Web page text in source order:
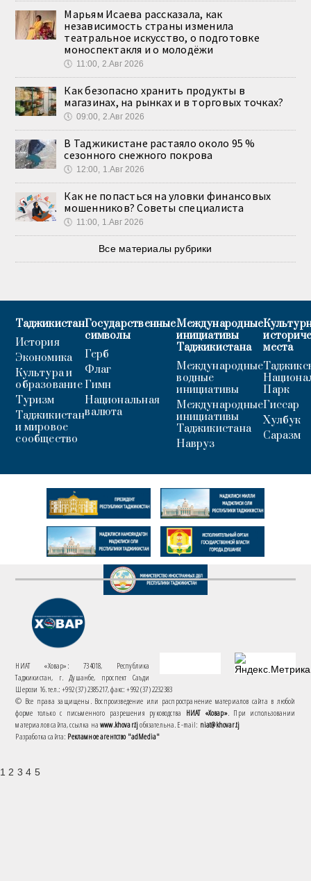
Марьям Исаева рассказала, как
независимость страны изменила
театральное искусство, о подготовке
моноспектакля и о молодёжи
🕔 11:00, 2.Авг 2026
Как безопасно хранить продукты в
магазинах, на рынках и в торговых точках?
🕔 09:00, 2.Авг 2026
В Таджикистане растаяло около 95 %
сезонного снежного покрова
🕔 12:00, 1.Авг 2026
Как не попасться на уловки финансовых
мошенников? Советы специалиста
🕔 11:00, 1.Авг 2026
Все материалы рубрики
Таджикистан
История
Экономика
Культура и
образование
Туризм
Таджикистан
и мировое
сообщество
Государственные
символы
Герб
Флаг
Гимн
Национальная
валюта
Международные
инициативы
Таджикистана
Международные
водные
инициативы
Международные
инициативы
Таджикистана
Навруз
места
Парк
Гиссар
Хулбук
Саразм
НИАТ «Ховар»: 734018, Республика
Таджикистан, г. Душанбе, проспект Саъди
Шерози 16. тел.: +992 (37) 2385217, факс: +992 (37) 2232383
© Все права защищены. Воспроизведение или распространение материалов сайта в любой
форме только с письменного разрешения руководства НИАТ «Ховар». При использовании
материалов сайта, ссылка наwww.khovar.tjобязательна. E-mail: niat@khovar.tj
Разработка сайта: Рекламное агентство "adMedia"
1 2 3 4 5